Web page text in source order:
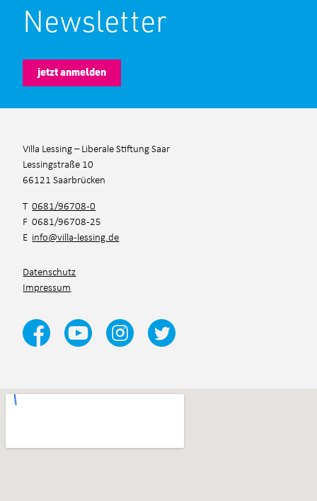
Newsletter
jetzt anmelden
Villa Lessing – Liberale Stiftung Saar
Lessingstraße 10
66121 Saarbrücken
T0681/96708-0
F 0681/96708-25
E info@villa-lessing.de
Datenschutz
Impressum